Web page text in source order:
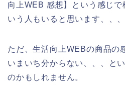
向上WEB 感想】という感じで
いう人もいると思います、、、
ただ、生活向上WEBの商品の
いまいち分からない、、、と
のかもしれません。